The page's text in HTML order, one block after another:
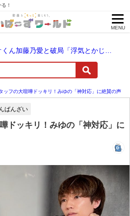
！
MENU
ッフの大喧嘩ドッキリ！みゆの「神対応」に絶賛の声
ばんざい
ドッキリ！みゆの「神対応」に